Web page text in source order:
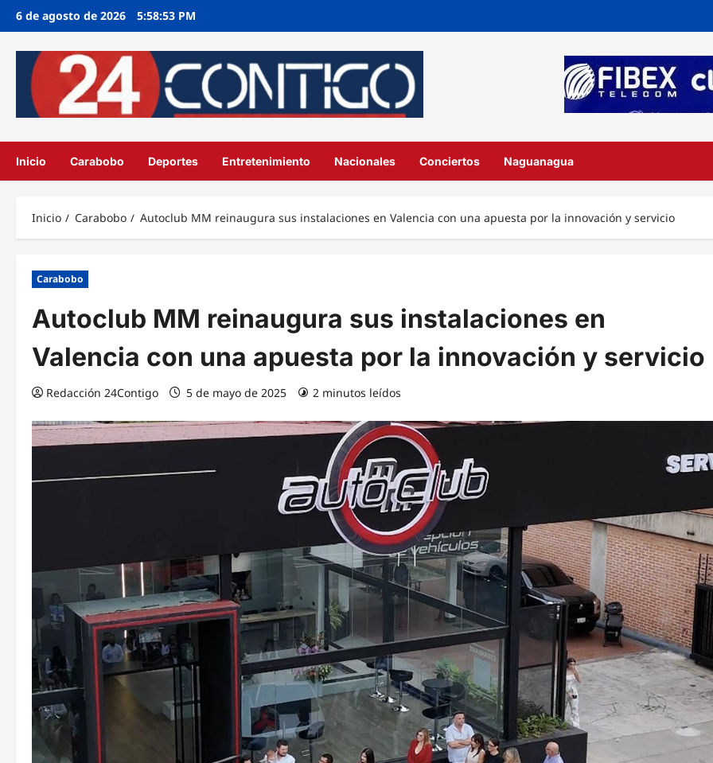
6 de agosto de 2026 5:58:55 PM
Inicio Carabobo Deportes Entretenimiento Nacionales Conciertos Naguanagua
Inicio Carabobo Autoclub MM reinaugura sus instalaciones en Valencia con una apuesta por la innovación y servicio
Carabobo
Autoclub MM reinaugura sus instalaciones en
Valencia con una apuesta por la innovación y servicio
Redacción 24Contigo 5 de mayo de 2025 2 minutos leídos